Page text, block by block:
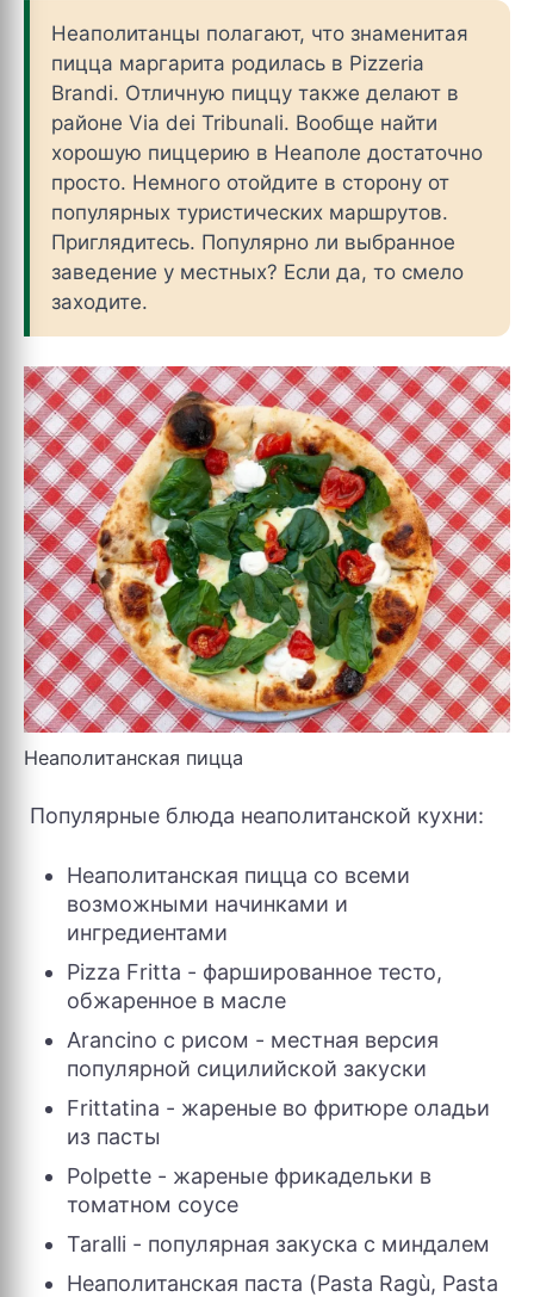
Неаполитанцы полагают, что знаменитая
пицца маргарита родилась в Pizzeria
Brandi. Отличную пиццу также делают в
районе Via dei Tribunali. Вообще найти
хорошую пиццерию в Неаполе достаточно
просто. Немного отойдите в сторону от
популярных туристических маршрутов.
Приглядитесь. Популярно ли выбранное
заведение у местных? Если да, то смело
заходите.
Неаполитанская пицца
Популярные блюда неаполитанской кухни:
Неаполитанская пицца со всеми
возможными начинками и
ингредиентами
Pizza Fritta - фаршированное тесто,
обжаренное в масле
Arancino с рисом - местная версия
популярной сицилийской закуски
Frittatina - жареные во фритюре оладьи
из пасты
Polpette - жареные фрикадельки в
томатном соусе
Taralli - популярная закуска с миндалем
Неаполитанская паста (Pasta Ragù, Pasta